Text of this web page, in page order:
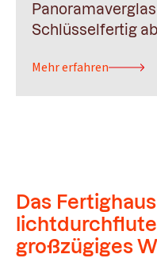
Schlüsselfertig ab
Mehr erfahren
Das
großzügiges